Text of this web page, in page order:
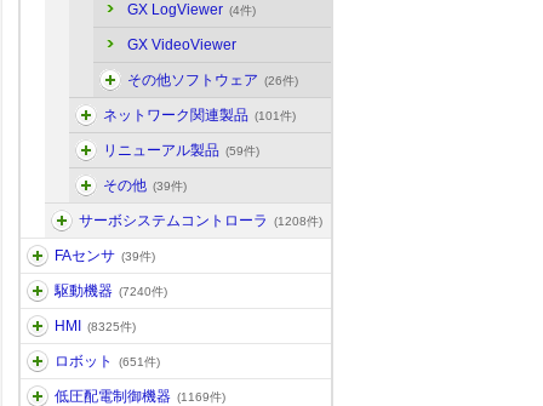
GX LogViewer (4件)
GX VideoViewer
その他ソフトウェア (26件)
ネットワーク関連製品 (101件)
リニューアル製品 (59件)
その他 (39件)
サーボシステムコントローラ (1208件)
FAセンサ (39件)
駆動機器 (7240件)
HMI (8325件)
ロボット (651件)
低圧配電制御機器 (1169件)